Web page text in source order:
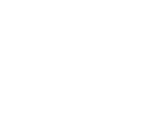
麗で素敵な時計でとても
速な発送と綺麗な商品ばか
す。ありがとうございま